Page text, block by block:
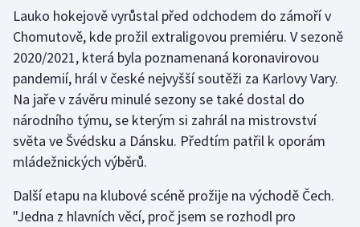
Florbal
Golf
Gymnastika
Házená
Jezdectví
Lauko hokejově vyrůstal před odchodem do zámoří v
Chomutově, kde prožil extraligovou premiéru. V sezoně
2020/2021, která byla poznamenaná koronavirovou
pandemií, hrál v české nejvyšší soutěži za Karlovy Vary.
Na jaře v závěru minulé sezony se také dostal do
národního týmu, se kterým si zahrál na mistrovství
světa ve Švédsku a Dánsku. Předtím patřil k oporám
mládežnických výběrů.
Další etapu na klubové scéně prožije na východě Čech.
"Jedna z hlavních věcí, proč jsem se rozhodl pro